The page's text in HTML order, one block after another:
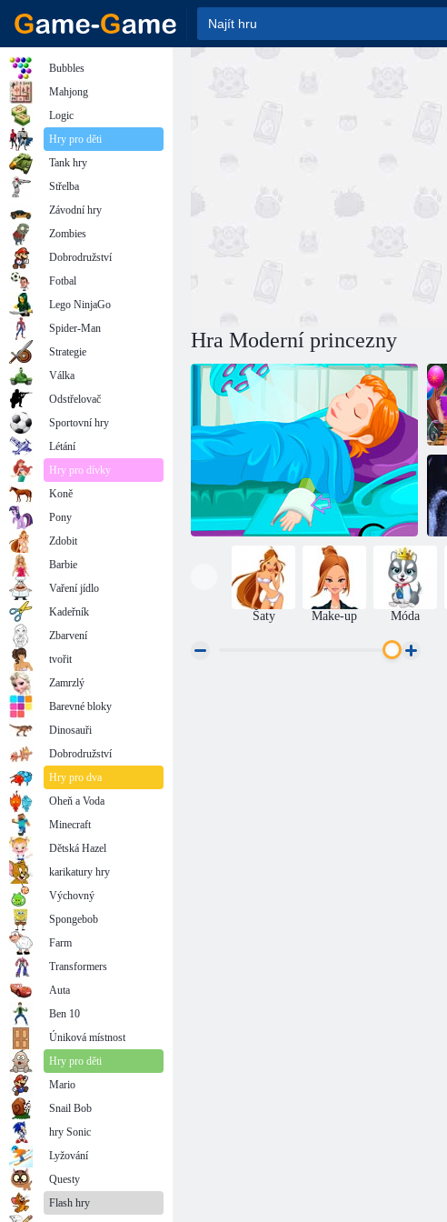
Hra Moderní princezny
Šaty Make-up Móda
Bubbles
Mahjong
Logic
Hry pro děti
Tank hry
Střelba
Závodní hry
Zombies
Dobrodružství
Fotbal
Lego NinjaGo
Spider-Man
Strategie
Válka
Odstřelovač
Sportovní hry
Létání
Hry pro dívky
Koně
Pony
Zdobit
Barbie
Vaření jídlo
Kadeřník
Zbarvení
tvořit
Zamrzlý
Barevné bloky
Dinosauři
Dobrodružství
Hry pro dva
Oheň a Voda
Minecraft
Dětská Hazel
karikatury hry
Výchovný
Spongebob
Farm
Transformers
Auta
Ben 10
Úniková místnost
Hry pro děti
Mario
Snail Bob
hry Sonic
Lyžování
Questy
Flash hry